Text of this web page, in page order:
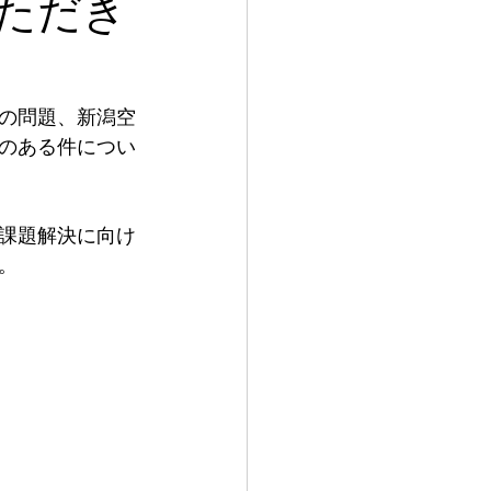
問題、新潟空
ある件につい
題解決に向け